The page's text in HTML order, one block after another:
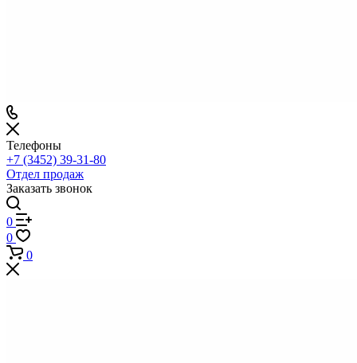
Телефоны
+7 (3452) 39-31-80
Отдел продаж
Заказать звонок
0
0
0